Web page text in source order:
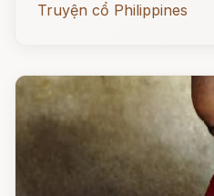
Truyện cổ Philippines